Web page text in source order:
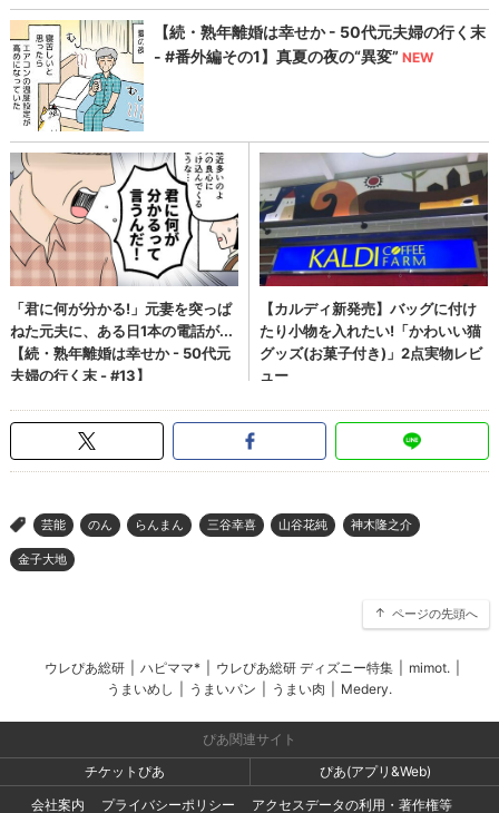
> 芸能 のん らんまん 三谷幸喜 山谷花純 神木隆之介
金子大地
ページの先頭へ
ウレぴあ総研 ハピママ* ウレぴあ総研 ディズニー特集 mimot.
うまいめし
うまいパン うまい肉 Medery.
ぴあ関連サイト
チケットぴあ
ぴあ(アプリ&Web)
会社案内
プライバシーポリシー アクセスデータの利用・著作権等